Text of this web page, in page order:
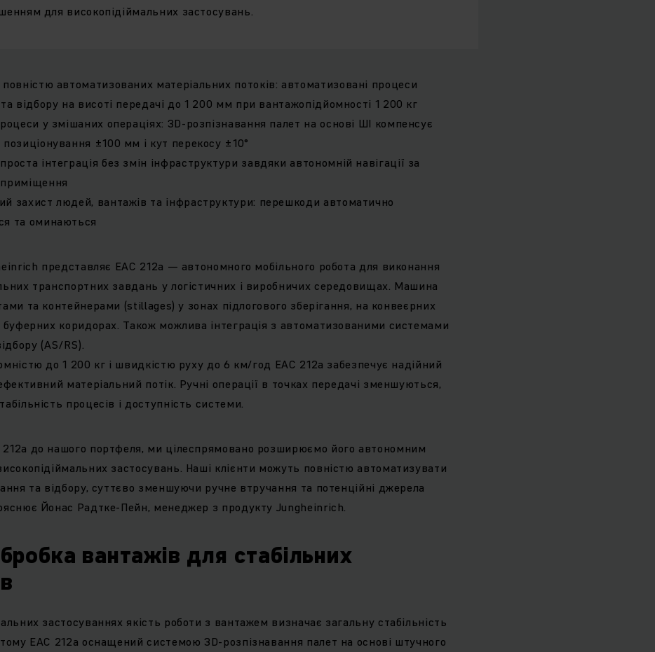
для високопідіймальних застосувань.
повністю автоматизованих матеріальних потоків: автоматизовані процеси
та відбору на висоті передачі до 1 200 мм при вантажопідйомності 1 200 кг
у змішаних операціях: 3D-розпізнавання палет на основі ШІ компенсує
позиціонування ±100 мм і кут перекосу ±10°
інтеграція без змін інфраструктури завдяки автономній навігації за
захист людей, вантажів та інфраструктури: перешкоди автоматично
та оминаються
представляє EAC 212a — автономного мобільного робота для виконання
транспортних завдань у логістичних і виробничих середовищах. Машина
та контейнерами (stillages) у зонах підлогового зберігання, на конвеєрних
буферних коридорах. Також можлива інтеграція з автоматизованими системами
(AS/RS).
до 1 200 кг і швидкістю руху до 6 км/год EAC 212a забезпечує надійний
матеріальний потік. Ручні операції в точках передачі зменшуються,
процесів і доступність системи.
до нашого портфеля, ми цілеспрямовано розширюємо його автономним
застосувань. Наші клієнти можуть повністю автоматизувати
та відбору, суттєво зменшуючи ручне втручання та потенційні джерела
Йонас Радтке-Пейн, менеджер з продукту Jungheinrich.
вантажів для стабільних
застосуваннях якість роботи з вантажем визначає загальну стабільність
EAC 212a оснащений системою 3D-розпізнавання палет на основі штучного